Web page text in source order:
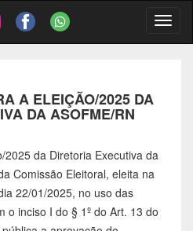
A ELEIÇÃO/2025 DA
DA ASOFME/RN
da Diretoria Executiva da
Comissão Eleitoral, eleita na
22/01/2025, no uso das
o inciso I do § 1º do Art. 13 do